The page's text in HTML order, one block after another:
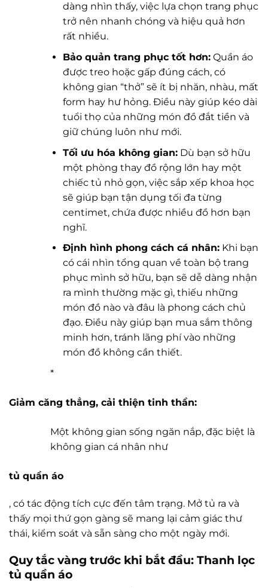
dàng nhìn thấy, việc lựa chọn trang phục
trở nên nhanh chóng và hiệu quả hơn
rất nhiều.
Bảo quản trang phục tốt hơn:Quần áo
được treo hoặc gấp đúng cách, có
không gian “thở” sẽ ít bị nhăn, nhàu, mất
form hay hư hỏng. Điều này giúp kéo dài
tuổi thọ của những món đồ đắt tiền và
giữ chúng luôn như mới.
Tối ưu hóa không gian:Dù bạn sở hữu
một phòng thay đồ rộng lớn hay một
chiếc tủ nhỏ gọn, việc sắp xếp khoa học
sẽ giúp bạn tận dụng tối đa từng
centimet, chứa được nhiều đồ hơn bạn
nghĩ.
Định hình phong cách cá nhân:Khi bạn
có cái nhìn tổng quan về toàn bộ trang
phục mình sở hữu, bạn sẽ dễ dàng nhận
ra mình thường mặc gì, thiếu những
món đồ nào và đâu là phong cách chủ
đạo. Điều này giúp bạn mua sắm thông
minh hơn, tránh lãng phí vào những
món đồ không cần thiết.
*
Giảm căng thẳng, cải thiện tinh thần:
Một không gian sống ngăn nắp, đặc biệt là
không gian cá nhân như
tủ quần áo
, có tác động tích cực đến tâm trạng. Mở tủ ra và
thấy mọi thứ gọn gàng sẽ mang lại cảm giác thư
thái, kiểm soát và sẵn sàng cho một ngày mới.
Quy tắc vàng trước khi bắt đầu: Thanh lọc
tủ quần áo